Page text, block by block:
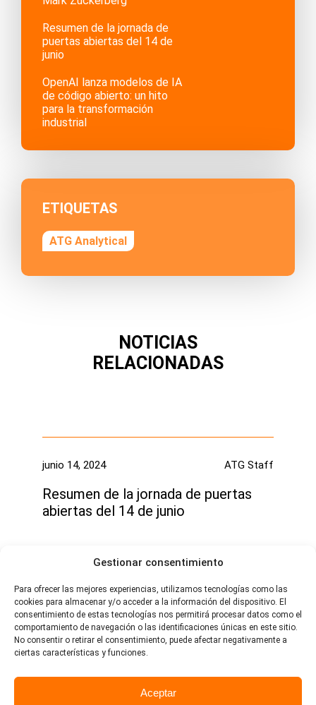
Gestionar consentimiento
Para ofrecer las mejores experiencias, utilizamos tecnologías como las
cookies para almacenar y/o acceder a la información del dispositivo. El
consentimiento de estas tecnologías nos permitirá procesar datos como el
comportamiento de navegación o las identificaciones únicas en este sitio.
No consentir o retirar el consentimiento, puede afectar negativamente a
ciertas características y funciones.
Aceptar
Resumen de la jornada de
puertas abiertas del 14 de
junio
OpenAI lanza modelos de IA
de código abierto: un hito
para la transformación
industrial
ETIQUETAS
ATG Analytical
NOTICIAS
RELACIONADAS
junio 14, 2024 ATG Staff
Resumen de la jornada de puertas
abiertas del 14 de junio
Avenida de Andalucia, 5 18014 - Granada - España
Contacto
Linkedin
Copyright © 2026